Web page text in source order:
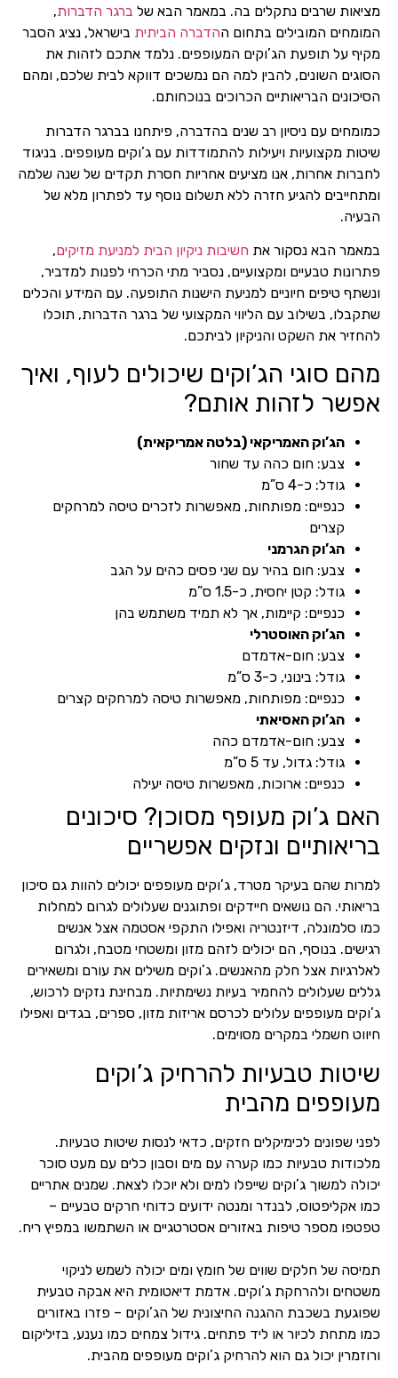
מציאות שרבים נתקלים בה. במאמר הבא של ברגר הדברות,
המומחים המובילים בתחום ההדברה הביתית בישראל, נציג הסבר
מקיף על תופעת הג’וקים המעופפים. נלמד אתכם לזהות את
הסוגים השונים, להבין למה הם נמשכים דווקא לבית שלכם, ומהם
הסיכונים הבריאותיים הכרוכים בנוכחותם.
כמומחים עם ניסיון רב שנים בהדברה, פיתחנו בברגר הדברות
שיטות מקצועיות ויעילות להתמודדות עם ג’וקים מעופפים. בניגוד
לחברות אחרות, אנו מציעים אחריות חסרת תקדים של שנה שלמה
ומתחייבים להגיע חזרה ללא תשלום נוסף עד לפתרון מלא של
הבעיה.
במאמר הבא נסקור את חשיבות ניקיון הבית למניעת מזיקים,
פתרונות טבעיים ומקצועיים, נסביר מתי הכרחי לפנות למדביר,
ונשתף טיפים חיוניים למניעת הישנות התופעה. עם המידע והכלים
שתקבלו, בשילוב עם הליווי המקצועי של ברגר הדברות, תוכלו
להחזיר את השקט והניקיון לביתכם.
מהם סוגי הג’וקים שיכולים לעוף, ואיך
אפשר לזהות אותם?
הג’וק האמריקאי (בלטה אמריקאית)
צבע: חום כהה עד שחור
גודל: כ-4 ס”מ
כנפיים: מפותחות, מאפשרות לזכרים טיסה למרחקים
קצרים
הג’וק הגרמני
צבע: חום בהיר עם שני פסים כהים על הגב
גודל: קטן יחסית, כ-1.5 ס”מ
כנפיים: קיימות, אך לא תמיד משתמש בהן
הג’וק האוסטרלי
צבע: חום-אדמדם
גודל: בינוני, כ-3 ס”מ
כנפיים: מפותחות, מאפשרות טיסה למרחקים קצרים
הג’וק האסיאתי
צבע: חום-אדמדם כהה
גודל: גדול, עד 5 ס”מ
כנפיים: ארוכות, מאפשרות טיסה יעילה
האם ג’וק מעופף מסוכן? סיכונים
בריאותיים ונזקים אפשריים
למרות שהם בעיקר מטרד, ג’וקים מעופפים יכולים להוות גם סיכון
בריאותי. הם נושאים חיידקים ופתוגנים שעלולים לגרום למחלות
כמו סלמונלה, דיזנטריה ואפילו התקפי אסטמה אצל אנשים
רגישים. בנוסף, הם יכולים לזהם מזון ומשטחי מטבח, ולגרום
לאלרגיות אצל חלק מהאנשים. ג’וקים משילים את עורם ומשאירים
גללים שעלולים להחמיר בעיות נשימתיות. מבחינת נזקים לרכוש,
ג’וקים מעופפים עלולים לכרסם אריזות מזון, ספרים, בגדים ואפילו
חיווט חשמלי במקרים מסוימים.
שיטות טבעיות להרחיק ג’וקים
מעופפים מהבית
לפני שפונים לכימיקלים חזקים, כדאי לנסות שיטות טבעיות.
מלכודות טבעיות כמו קערה עם מים וסבון כלים עם מעט סוכר
יכולה למשוך ג’וקים שייפלו למים ולא יוכלו לצאת. שמנים אתריים
כמו אקליפטוס, לבנדר ומנטה ידועים כדוחי חרקים טבעיים –
טפטפו מספר טיפות באזורים אסטרטגיים או השתמשו במפיץ ריח.
תמיסה של חלקים שווים של חומץ ומים יכולה לשמש לניקוי
משטחים ולהרחקת ג’וקים. אדמת דיאטומית היא אבקה טבעית
שפוגעת בשכבת ההגנה החיצונית של הג’וקים – פזרו באזורים
כמו מתחת לכיור או ליד פתחים. גידול צמחים כמו נענע, בזיליקום
ורוזמרין יכול גם הוא להרחיק ג’וקים מעופפים מהבית.